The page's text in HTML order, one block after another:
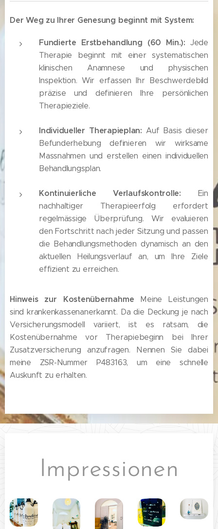
Der Weg zu Ihrer Genesung beginnt mit System:
Fundierte Erstbehandlung (60 Min.): Jede
Therapie beginnt mit einer systematischen
klinischen Anamnese und physischen
Inspektion. Wir erfassen Ihr Beschwerdebild
präzise und definieren Ihre persönlichen
Therapieziele.
Individueller Therapieplan: Auf Basis dieser
Befunderhebung definieren wir wirksame
Massnahmen und erstellen einen individuellen
Behandlungsplan.
Kontinuierliche Verlaufskontrolle: Ein
nachhaltiger Therapieerfolg erfordert
regelmässige Überprüfung. Wir evaluieren
den Fortschritt nach jeder Sitzung und passen
die Behandlungsmethoden dynamisch an den
aktuellen Heilungsverlauf an, um Ihre Ziele
effizient zu erreichen.
Hinweis zur Kostenübernahme Meine Leistungen
sind krankenkassenanerkannt. Da die Deckung je nach
Versicherungsmodell variiert, ist es ratsam, die
Kostenübernahme vor Therapiebeginn bei Ihrer
Zusatzversicherung anzufragen. Nennen Sie dabei
meine ZSR-Nummer P483163, um eine schnelle
Auskunft zu erhalten.
Impressionen